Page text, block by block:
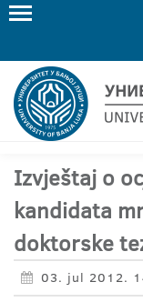
Izvještaj o
kandidata
doktorske
03. jul 2012.